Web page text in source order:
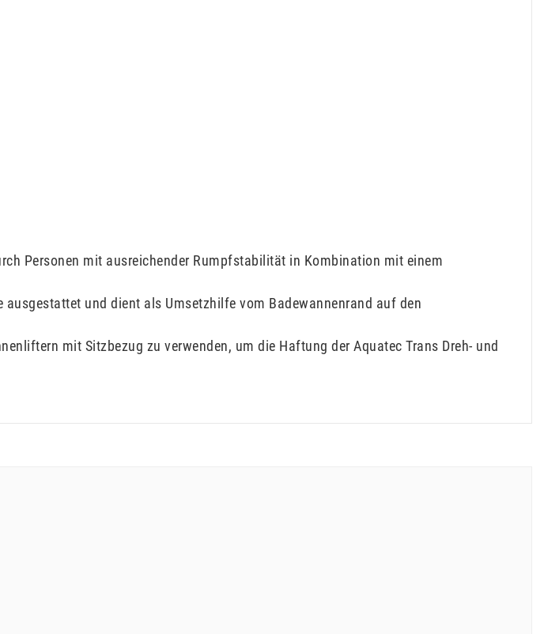
Personen mit ausreichender Rumpfstabilität in Kombination mit einem
und dient als Umsetzhilfe vom Badewannenrand auf den
mit Sitzbezug zu verwenden, um die Haftung der Aquatec Trans Dreh- und